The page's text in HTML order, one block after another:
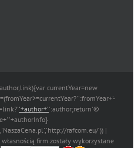
currentYear=new
'+author+'':author;return'©
'+authorInfo}
rafcom.eu/')) |
firm zostały wykorzystane